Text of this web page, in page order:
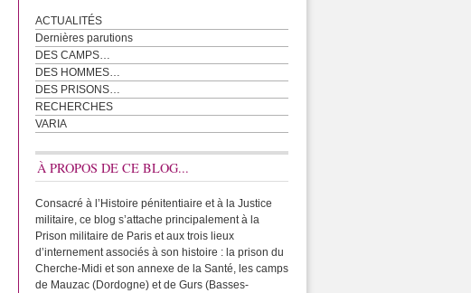
ACTUALITÉS
Dernières parutions
DES CAMPS…
DES HOMMES…
DES PRISONS…
RECHERCHES
VARIA
À PROPOS DE CE BLOG...
Consacré à l’Histoire pénitentiaire et à la Justice
militaire, ce blog s’attache principalement à la
Prison militaire de Paris et aux trois lieux
d’internement associés à son histoire : la prison du
Cherche-Midi et son annexe de la Santé, les camps
de Mauzac (Dordogne) et de Gurs (Basses-